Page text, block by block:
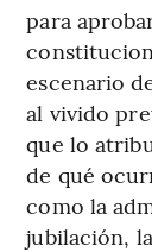
para
escenario
al vivido
que lo
de qué
como la
jubilación,